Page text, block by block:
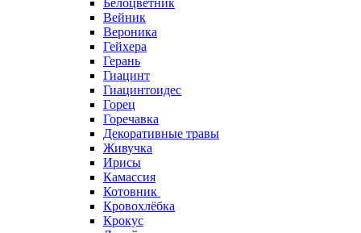
Белоцветник
Вейник
Вероника
Гейхера
Герань
Гиацинт
Гиацинтоидес
Горец
Горечавка
Декоративные травы
Живучка
Ирисы
Камассия
Котовник
Кровохлёбка
Крокус